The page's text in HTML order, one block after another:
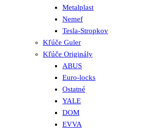
Metalplast
Nemef
Tesla-Stropkov
Kľúče Guler
Kľúče Originály
ABUS
Euro-locks
Ostatné
YALE
DOM
EVVA